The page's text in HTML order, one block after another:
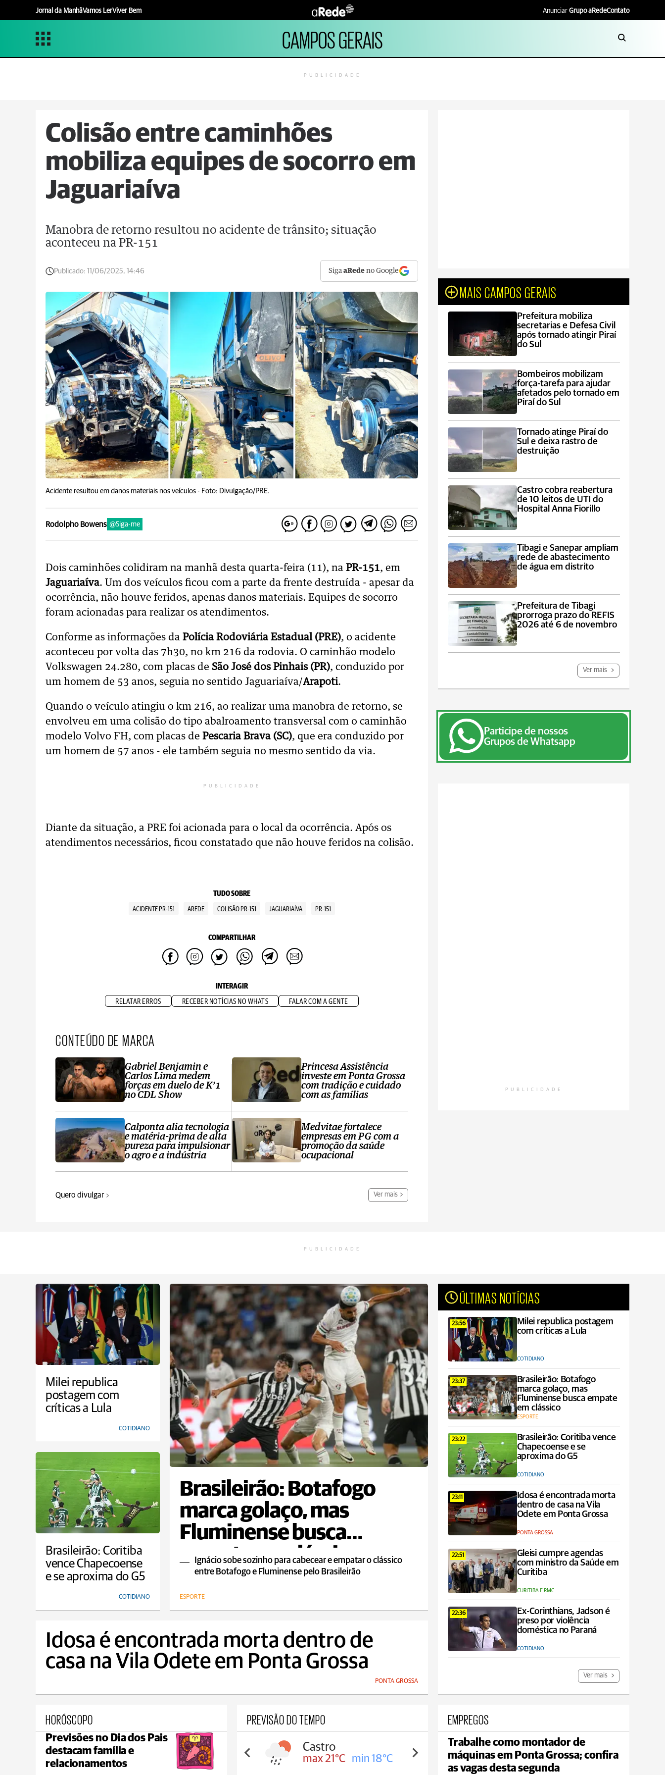
Jornal da ManhãVamos LerViver Bem Anunciar Grupo aRedeContato
CAMPOS GERAIS
PUBLICIDADE
Colisão entre caminhões
mobiliza equipes de socorro em
Jaguariaíva
Manobra de retorno resultou no acidente de trânsito; situação
aconteceu na PR-151
Publicado: 11/06/2025, 14:46 SigaaRede no Google
Acidente resultou em danos materiais nos veículos - Foto: Divulgação/PRE.
Rodolpho Bowens @Siga-me
Dois caminhões colidiram na manhã desta quarta-feira (11), na PR-151, em
Jaguariaíva. Um dos veículos ficou com a parte da frente destruída - apesar da
ocorrência, não houve feridos, apenas danos materiais. Equipes de socorro
foram acionadas para realizar os atendimentos.
Conforme as informações da Polícia Rodoviária Estadual (PRE), o acidente
aconteceu por volta das 7h30, no km 216 da rodovia. O caminhão modelo
Volkswagen 24.280, com placas de São José dos Pinhais (PR), conduzido por
um homem de 53 anos, seguia no sentido Jaguariaíva/Arapoti.
Quando o veículo atingiu o km 216, ao realizar uma manobra de retorno, se
envolveu em uma colisão do tipo abalroamento transversal com o caminhão
modelo Volvo FH, com placas de Pescaria Brava (SC), que era conduzido por
um homem de 57 anos - ele também seguia no mesmo sentido da via.
PUBLICIDADE
Diante da situação, a PRE foi acionada para o local da ocorrência. Após os
atendimentos necessários, ficou constatado que não houve feridos na colisão.
TUDO SOBRE
ACIDENTE PR-151 AREDE COLISÃO PR-151 JAGUARIAÍVA PR-151
COMPARTILHAR
INTERAGIR
RELATAR ERROS RECEBER NOTÍCIAS NO WHATS FALAR COM A GENTE
CONTEÚDO DE MARCA
Gabriel Benjamin e
Carlos Lima medem
forças em duelo de K’1
no CDL Show
Calponta alia tecnologia
e matéria-prima de alta
pureza para impulsionar
o agro e a indústria
Princesa Assistência
investe em Ponta Grossa
com tradição e cuidado
com as famílias
Medvitae fortalece
empresas em PG com a
promoção da saúde
ocupacional
Quero divulgar Ver mais
MAIS CAMPOS GERAIS
Prefeitura mobiliza
secretarias e Defesa Civil
após tornado atingir Piraí
do Sul
Bombeiros mobilizam
força-tarefa para ajudar
afetados pelo tornado em
Piraí do Sul
Tornado atinge Piraí do
Sul e deixa rastro de
destruição
Castro cobra reabertura
de 10 leitos de UTI do
Hospital Anna Fiorillo
Tibagi e Sanepar ampliam
rede de abastecimento
de água em distrito
Prefeitura de Tibagi
prorroga prazo do REFIS
2026 até 6 de novembro
Ver mais
Participe de nossos
Grupos de Whatsapp
PUBLICIDADE
PUBLICIDADE
Milei republica
postagem com
críticas a Lula
COTIDIANO
Brasileirão: Botafogo
marca golaço, mas
Fluminense busca
empate em clássico
Ignácio sobe sozinho para cabecear e empatar o clássico
entre Botafogo e Fluminense pelo Brasileirão
ESPORTE
ÚLTIMAS NOTÍCIAS
23:56
Milei republica postagem
com críticas a Lula
COTIDIANO
23:37
Brasileirão: Botafogo
marca golaço, mas
Fluminense busca empate
em clássico
ESPORTE
23:22
Brasileirão: Coritiba vence
Chapecoense e se
aproxima do G5
COTIDIANO
23:11
Idosa é encontrada morta
dentro de casa na Vila
Odete em Ponta Grossa
PONTA GROSSA
22:51
Gleisi cumpre agendas
com ministro da Saúde em
Curitiba
CURITIBA E RMC
22:36
Ex-Corinthians, Jadson é
preso por violência
doméstica no Paraná
COTIDIANO
Ver mais
Brasileirão: Coritiba
vence Chapecoense
e se aproxima do G5
COTIDIANO
Idosa é encontrada morta dentro de
casa na Vila Odete em Ponta Grossa
PONTA GROSSA
HORÓSCOPO
Previsões no Dia dos Pais
destacam família e
relacionamentos
PREVISÃO DO TEMPO
Ponta Grossa
max 20°C min 18°C
Castro
max 21°C min 18°C
Carambeí
max 20°C min 18°C
EMPREGOS
Trabalhe como montador de
máquinas em Ponta Grossa; confira
as vagas desta segunda